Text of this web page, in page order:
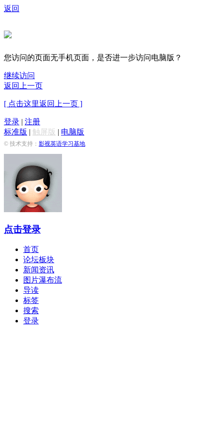
返回
您访问的页面无手机页面，是否进一步访问电脑版？
继续访问
返回上一页
[ 点击这里返回上一页 ]
登录 | 注册
标准版 | 触屏版 | 电脑版
© 技术支持： 影视英语学习基地
点击登录
首页
论坛板块
新闻资讯
图片瀑布流
导读
标签
搜索
登录